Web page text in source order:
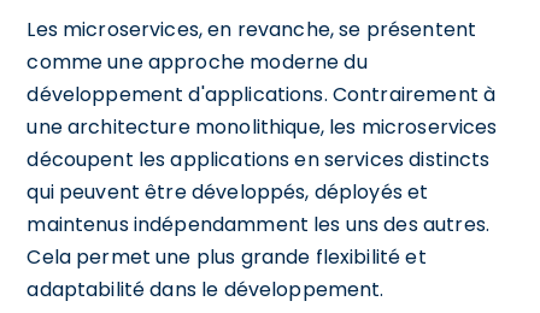
Les microservices, en revanche, se présentent
comme une approche moderne du
développement d'applications. Contrairement à
une architecture monolithique, les microservices
découpent les applications en services distincts
qui peuvent être développés, déployés et
maintenus indépendamment les uns des autres.
Cela permet une plus grande flexibilité et
adaptabilité dans le développement.